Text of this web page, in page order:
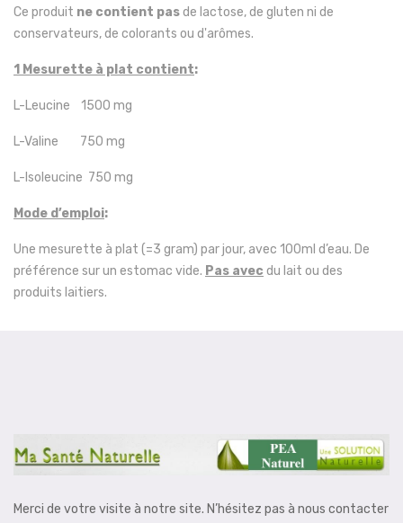
Ce produit ne contient pasde lactose, de gluten ni de
conservateurs, de colorants ou d'arômes.
1 Mesurette à plat contient:
L-Leucine 1500 mg
L-Valine 750 mg
L-Isoleucine 750 mg
Mode d’emploi:
Une mesurette à plat (=3 gram) par jour, avec 100ml d’eau. De
préférence sur un estomac vide. Pas avec du lait ou des
produits laitiers.
Merci de votre visite à notre site. N’hésitez pas à nous contacter